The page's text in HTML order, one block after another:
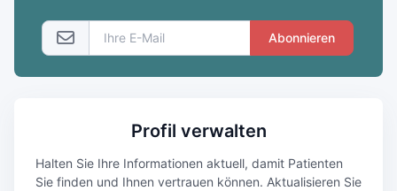
Abonnieren
Profil verwalten
Halten Sie Ihre Informationen aktuell, damit Patienten
Sie finden und Ihnen vertrauen können. Aktualisieren Sie